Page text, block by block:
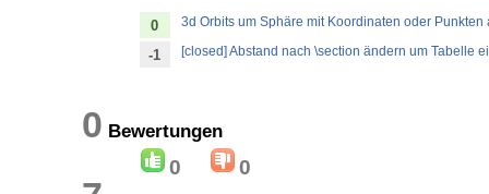
0 3d Orbits um Sphäre mit Koordinaten oder Punkten
-1 [closed] Abstand nach \section ändern um Tabelle
0 Bewertungen
0 0